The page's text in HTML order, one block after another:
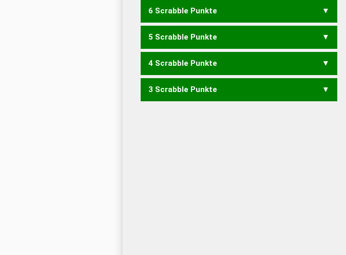
CHI SCH TICS
6 Scrabble Punkte
CIS ICS SIC
5 Scrabble Punkte
HITS SHIT
4 Scrabble Punkte
HIS HIT
3 Scrabble Punkte